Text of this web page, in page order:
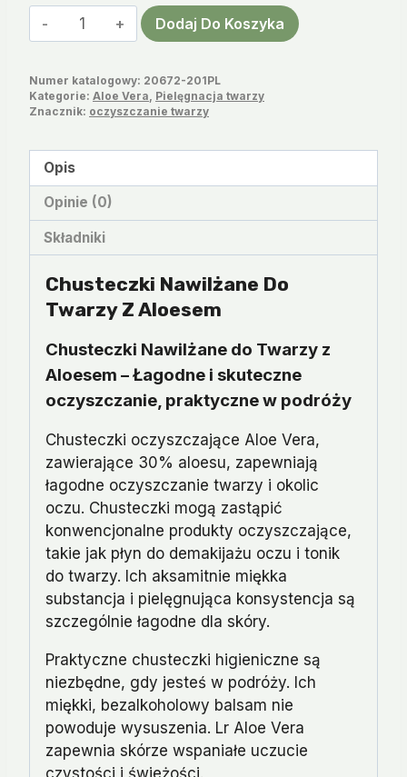
ilość
Chusteczki
do
Twarzy
Dodaj Do Koszyka
Numer katalogowy: 20672-201PL
Kategorie: Aloe Vera, Pielęgnacja twarzy
Znacznik: oczyszczanie twarzy
Opis
Opinie (0)
Składniki
Chusteczki Nawilżane Do
Twarzy Z Aloesem
Chusteczki Nawilżane do Twarzy z
Aloesem – Łagodne i skuteczne
oczyszczanie, praktyczne w podróży
Chusteczki oczyszczające Aloe Vera,
zawierające 30% aloesu, zapewniają
łagodne oczyszczanie twarzy i okolic
oczu. Chusteczki mogą zastąpić
konwencjonalne produkty oczyszczające,
takie jak płyn do demakijażu oczu i tonik
do twarzy. Ich aksamitnie miękka
substancja i pielęgnująca konsystencja są
szczególnie łagodne dla skóry.
Praktyczne chusteczki higieniczne są
niezbędne, gdy jesteś w podróży. Ich
miękki, bezalkoholowy balsam nie
powoduje wysuszenia. Lr Aloe Vera
zapewnia skórze wspaniałe uczucie